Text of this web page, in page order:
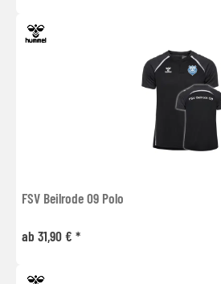
FSV Beilrode 09 Polo
ab 31,90 € *